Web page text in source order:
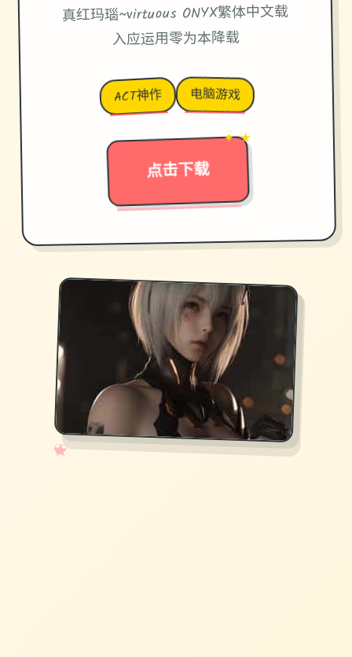
真红玛瑙~virtuous ONYX繁体中文载
入应运用零为本降载
ACT神作 电脑游戏
点击下载
→
✦ ★
✧
♡
★
♥